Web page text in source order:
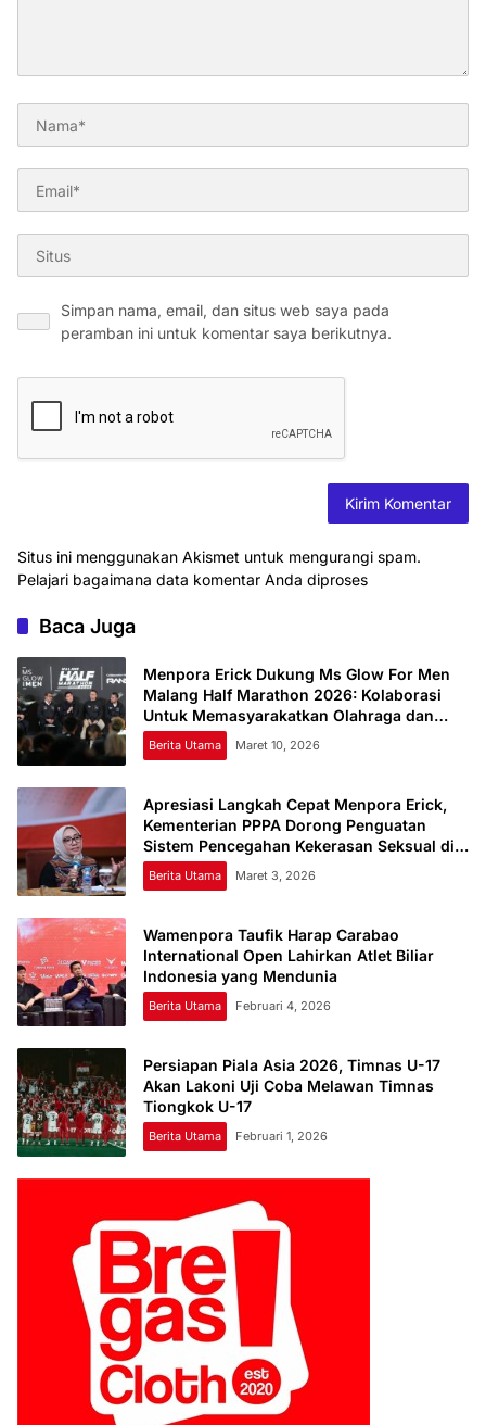
Simpan nama, email, dan situs web saya pada
peramban ini untuk komentar saya berikutnya.
Situs ini menggunakan Akismet untuk mengurangi spam.
Pelajari bagaimana data komentar Anda diproses
Baca Juga
Menpora Erick Dukung Ms Glow For Men
Malang Half Marathon 2026: Kolaborasi
Untuk Memasyarakatkan Olahraga dan
Majukan Sport Tourism
Berita Utama Maret 10, 2026
Apresiasi Langkah Cepat Menpora Erick,
Kementerian PPPA Dorong Penguatan
Sistem Pencegahan Kekerasan Seksual di
Lingkungan Olahraga
Berita Utama Maret 3, 2026
Wamenpora Taufik Harap Carabao
International Open Lahirkan Atlet Biliar
Indonesia yang Mendunia
Berita Utama Februari 4, 2026
Persiapan Piala Asia 2026, Timnas U-17
Akan Lakoni Uji Coba Melawan Timnas
Tiongkok U-17
Berita Utama Februari 1, 2026